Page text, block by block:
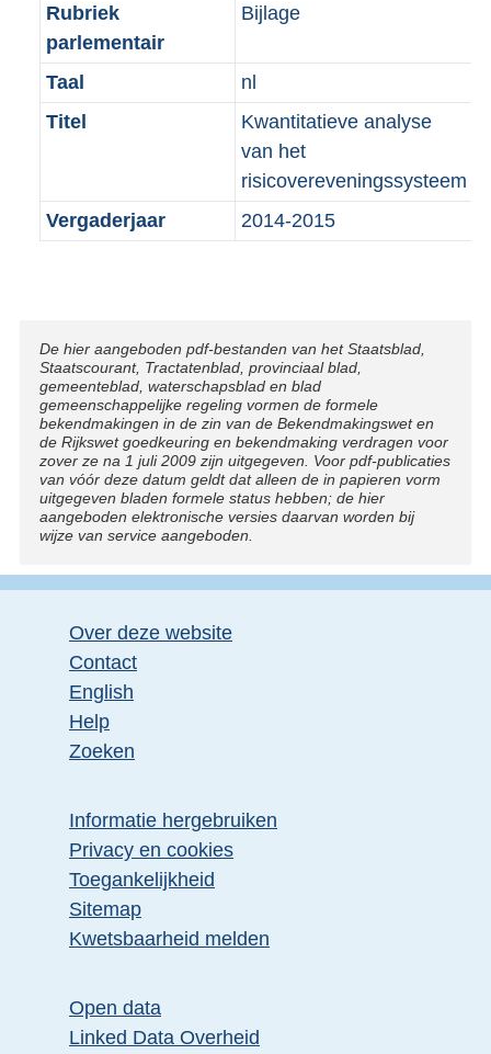
Rubriek
parlementair
Bijlage
Taal
nl
Titel
Kwantitatieve analyse
van het
risicovereveningssysteem
Vergaderjaar
2014-2015
Disclaimer
De hier aangeboden pdf-bestanden van het Staatsblad,
Staatscourant, Tractatenblad, provinciaal blad,
gemeenteblad, waterschapsblad en blad
gemeenschappelijke regeling vormen de formele
bekendmakingen in de zin van de Bekendmakingswet en
de Rijkswet goedkeuring en bekendmaking verdragen voor
zover ze na 1 juli 2009 zijn uitgegeven. Voor pdf-publicaties
van vóór deze datum geldt dat alleen de in papieren vorm
uitgegeven bladen formele status hebben; de hier
aangeboden elektronische versies daarvan worden bij
wijze van service aangeboden.
Over deze website
Contact
English
Help
Zoeken
Informatie hergebruiken
Privacy en cookies
Toegankelijkheid
Sitemap
Kwetsbaarheid melden
Open data
Linked Data Overheid